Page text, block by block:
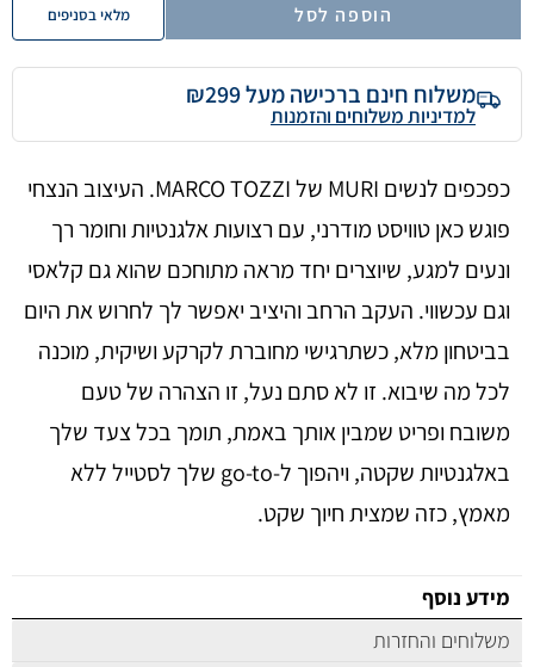
הוספה לסל מלאי בסניפים
משלוח חינם ברכישה מעל ₪299
למדיניות משלוחים והזמנות
כפכפים לנשים MURI של MARCO TOZZI. העיצוב הנצחי
פוגש כאן טוויסט מודרני, עם רצועות אלגנטיות וחומר רך
ונעים למגע, שיוצרים יחד מראה מתוחכם שהוא גם קלאסי
וגם עכשווי. העקב הרחב והיציב יאפשר לך לחרוש את היום
בביטחון מלא, כשתרגישי מחוברת לקרקע ושיקית, מוכנה
לכל מה שיבוא. זו לא סתם נעל, זו הצהרה של טעם
משובח ופריט שמבין אותך באמת, תומך בכל צעד שלך
באלגנטיות שקטה, ויהפוך ל-go-to שלך לסטייל ללא
מאמץ, כזה שמצית חיוך שקט.
מידע נוסף
משלוחים והחזרות